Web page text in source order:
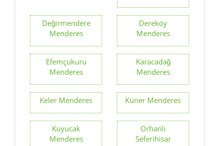
Değirmendere
Menderes
Dereköy
Menderes
Efemçukuru
Menderes
Karacadağ
Menderes
Keler Menderes Küner Menderes
Kuyucak
Menderes
Orhanlı
Seferihisar